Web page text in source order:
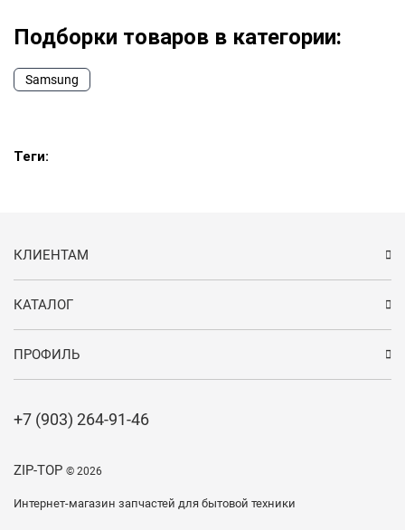
Подборки товаров в категории:
Samsung
Теги:
ZIP-TOP © 2026
Интернет-магазин запчастей для бытовой техники
КЛИЕНТАМ
КАТАЛОГ
ПРОФИЛЬ
+7 (903) 264-91-46